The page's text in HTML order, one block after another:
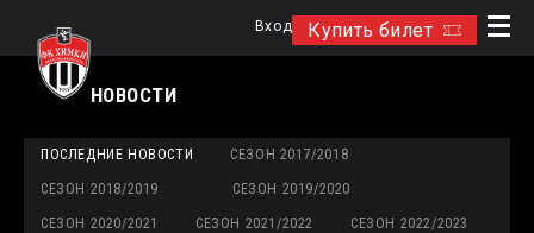
Купить билет
Вход
НОВОСТИ
ПОСЛЕДНИЕ НОВОСТИ СЕЗОН 2017/2018
СЕЗОН 2018/2019 СЕЗОН 2019/2020
СЕЗОН 2020/2021 СЕЗОН 2021/2022 СЕЗОН 2022/2023